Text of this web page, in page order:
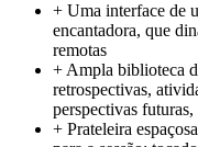
+ Uma interface de
encantadora, que
remotas
+ Ampla biblioteca
retrospectivas,
perspectivas
+ Prateleira